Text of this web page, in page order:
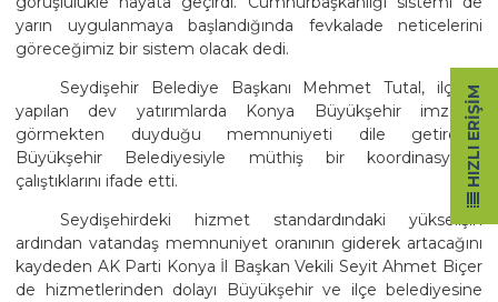
yarın uygulanmaya başlandığında fevkalade neticelerini
göreceğimiz bir sistem olacak dedi.
Seydişehir Belediye Başkanı Mehmet Tutal, ilçede
yapılan dev yatırımlarda Konya Büyükşehir imzasını
görmekten duyduğu memnuniyeti dile getirerek
Büyükşehir Belediyesiyle müthiş bir koordinasyonla
çalıştıklarını ifade etti.
Seydişehirdeki hizmet standardındaki yükselişin
ardından vatandaş memnuniyet oranının giderek artacağını
kaydeden AK Parti Konya İl Başkan Vekili Seyit Ahmet Biçer
de hizmetlerinden dolayı Büyükşehir ve ilçe belediyesine
HIZLI ERIŞIM